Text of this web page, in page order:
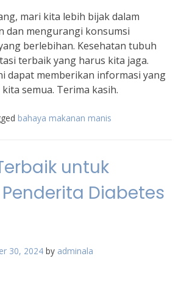
mari kita lebih bijak dalam
dan mengurangi konsumsi
berlebihan. Kesehatan tubuh
terbaik yang harus kita jaga.
dapat memberikan informasi yang
semua. Terima kasih.
bahaya makanan manis
untuk
Diabetes
30, 2024 by adminala